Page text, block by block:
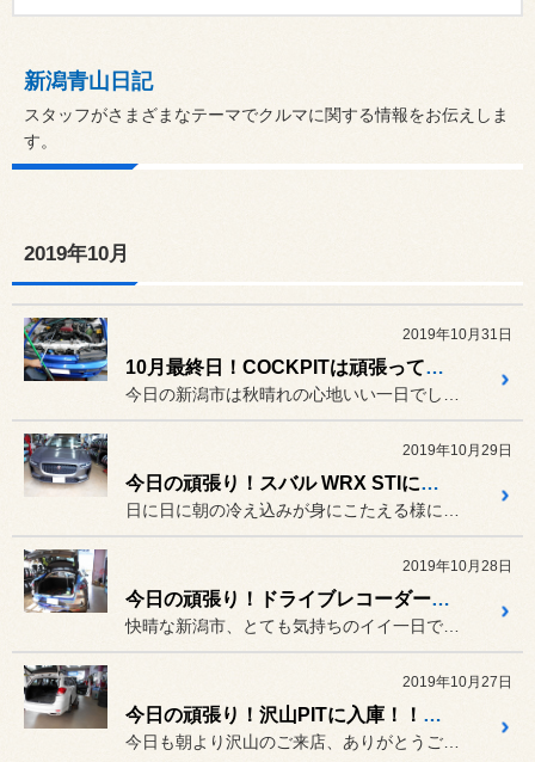
新潟青山日記
スタッフがさまざまなテーマでクルマに関する情報をお伝えしま
す。
2019年10月
2019年10月31日
10月最終日！COCKPITは頑張ってます！！
2019年10月29日
今日の頑張り！スバル WRX STIにSTI装着？！！
2019年10月28日
今日の頑張り！ドライブレコーダー取付！！この車？！！！
2019年10月27日
今日の頑張り！沢山PITに入庫！！ありがとうございます！！！